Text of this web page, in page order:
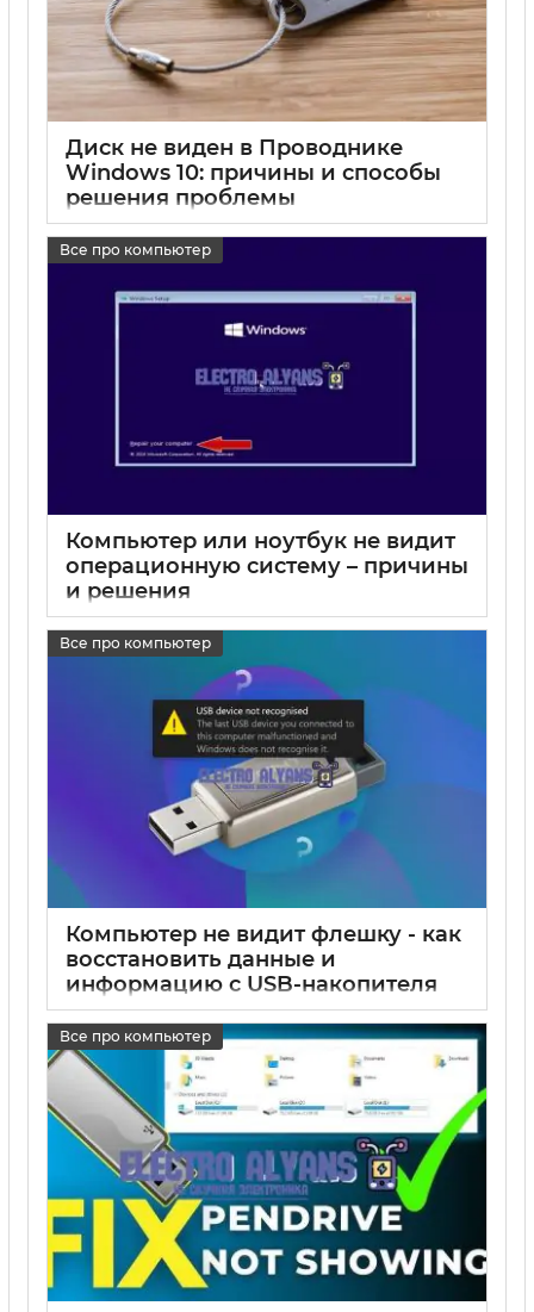
Диск не виден в Проводнике
Windows 10: причины и способы
решения проблемы
Все про компьютер
Компьютер или ноутбук не видит
операционную систему – причины
и решения
Все про компьютер
Компьютер не видит флешку - как
восстановить данные и
информацию с USB-накопителя
Все про компьютер